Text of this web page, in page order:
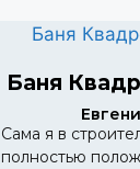
Баня
Сама я в
полностью